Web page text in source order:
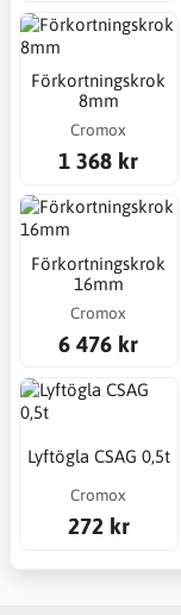
Förkortningskrok
8mm
Cromox
1 368 kr
Förkortningskrok
16mm
Cromox
6 476 kr
Lyftögla CSAG 0,5t
Cromox
272 kr